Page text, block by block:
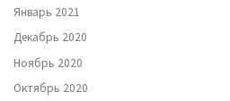
Январь 2021
Декабрь 2020
Ноябрь 2020
Октябрь 2020